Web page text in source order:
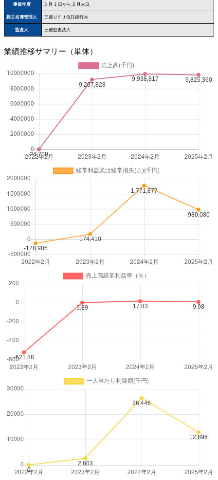
事業年度 3 月 1 日から 2 月末日
株主名簿管理人 三菱ＵＦＪ信託銀行㈱
監査人 三優監査法人
業績推移サマリー（単体）